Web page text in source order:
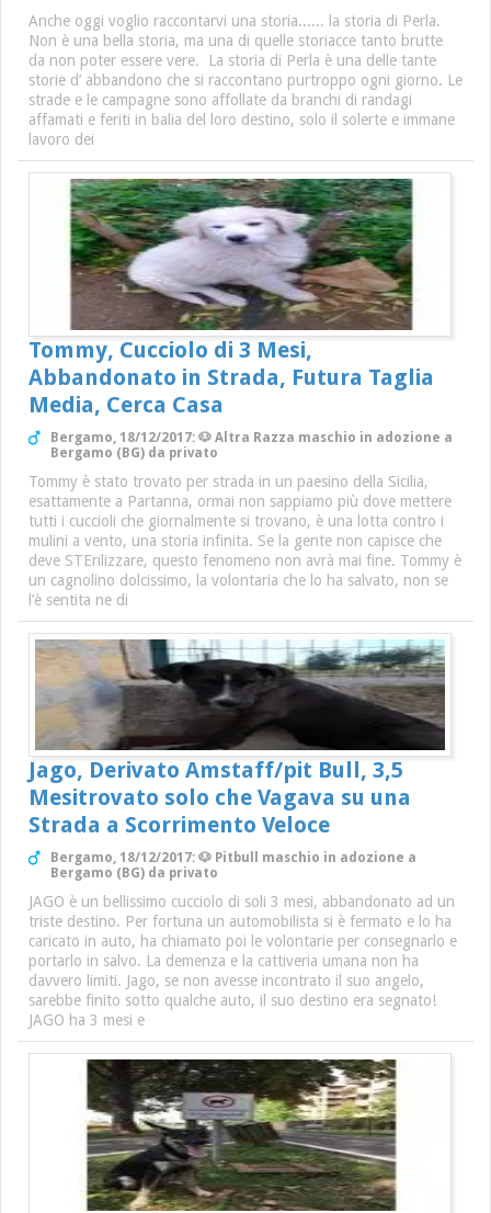
Anche oggi voglio raccontarvi una storia...... la storia di Perla.
Non è una bella storia, ma una di quelle storiacce tanto brutte
da non poter essere vere. La storia di Perla è una delle tante
storie d’ abbandono che si raccontano purtroppo ogni giorno. Le
strade e le campagne sono affollate da branchi di randagi
affamati e feriti in balia del loro destino, solo il solerte e immane
lavoro dei
Tommy, Cucciolo di 3 Mesi,
Abbandonato in Strada, Futura Taglia
Media, Cerca Casa
Bergamo, 18/12/2017: 🐶 Altra Razza maschio in adozione a
Bergamo (BG) da privato
Tommy è stato trovato per strada in un paesino della Sicilia,
esattamente a Partanna, ormai non sappiamo più dove mettere
tutti i cuccioli che giornalmente si trovano, è una lotta contro i
mulini a vento, una storia infinita. Se la gente non capisce che
deve STErilizzare, questo fenomeno non avrà mai fine. Tommy è
un cagnolino dolcissimo, la volontaria che lo ha salvato, non se
l’è sentita ne di
Jago, Derivato Amstaff/pit Bull, 3,5
Mesitrovato solo che Vagava su una
Strada a Scorrimento Veloce
Bergamo, 18/12/2017: 🐶 Pitbull maschio in adozione a
Bergamo (BG) da privato
JAGO è un bellissimo cucciolo di soli 3 mesi, abbandonato ad un
triste destino. Per fortuna un automobilista si è fermato e lo ha
caricato in auto, ha chiamato poi le volontarie per consegnarlo e
portarlo in salvo. La demenza e la cattiveria umana non ha
davvero limiti. Jago, se non avesse incontrato il suo angelo,
sarebbe finito sotto qualche auto, il suo destino era segnato!
JAGO ha 3 mesi e